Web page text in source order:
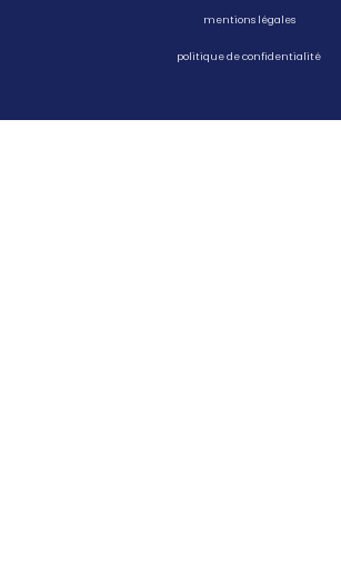
mentions légales
politique de confidentialité